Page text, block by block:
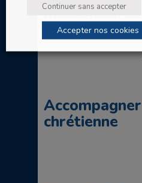
missionnaires
chrétienne
Continuer sans accepter
Accepter nos cookies